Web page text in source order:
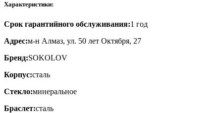
Характеристики:
Срок гарантийного обслуживания:1 год
Адрес:м-н Алмаз, ул. 50 лет Октября, 27
Бренд:SOKOLOV
Корпус:сталь
Стекло:минеральное
Браслет:сталь